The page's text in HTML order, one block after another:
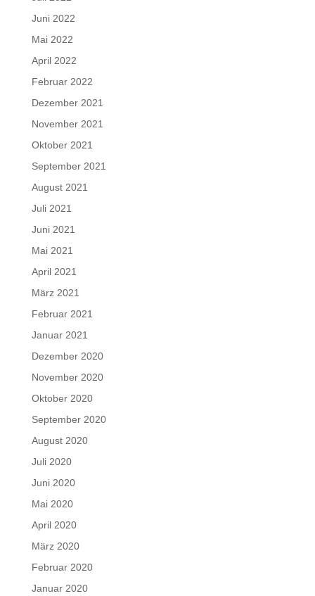
Juni 2022
Mai 2022
April 2022
Februar 2022
Dezember 2021
November 2021
Oktober 2021
September 2021
August 2021
Juli 2021
Juni 2021
Mai 2021
April 2021
März 2021
Februar 2021
Januar 2021
Dezember 2020
November 2020
Oktober 2020
September 2020
August 2020
Juli 2020
Juni 2020
Mai 2020
April 2020
März 2020
Februar 2020
Januar 2020